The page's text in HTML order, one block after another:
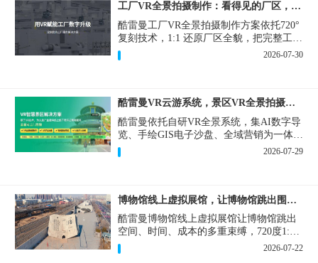
工厂VR全景拍摄制作：看得见的厂区，省下来的成本
酷雷曼工厂VR全景拍摄制作方案依托720°
复刻技术，1:1 还原厂区全貌，把完整工厂
搬进手机、电脑大屏，既是工厂对外拓客
的数字化名片，也是内部管理、人员培训
2026-07-30
酷雷曼VR云游系统，景区VR全景拍摄制作一站式落地
酷雷曼依托自研VR全景系统，集AI数字导
览、手绘GIS电子沙盘、全域营销为一体，
打造从VR全景拍摄制作到成熟VR云游落
地案例。
2026-07-29
博物馆线上虚拟展馆，让博物馆跳出围墙让历史随处可及
酷雷曼博物馆线上虚拟展馆让博物馆跳出
空间、时间、成本的多重束缚，720度1:1
实景复刻的VR数字展厅，已经成为博物馆
数字化刚需新基建。
2026-07-22